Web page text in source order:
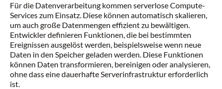
Für die Datenverarbeitung kommen serverlose Compute-
Services zum Einsatz. Diese können automatisch skalieren,
um auch große Datenmengen effizient zu bewältigen.
Entwickler definieren Funktionen, die bei bestimmten
Ereignissen ausgelöst werden, beispielsweise wenn neue
Daten in den Speicher geladen werden. Diese Funktionen
können Daten transformieren, bereinigen oder analysieren,
ohne dass eine dauerhafte Serverinfrastruktur erforderlich
ist.